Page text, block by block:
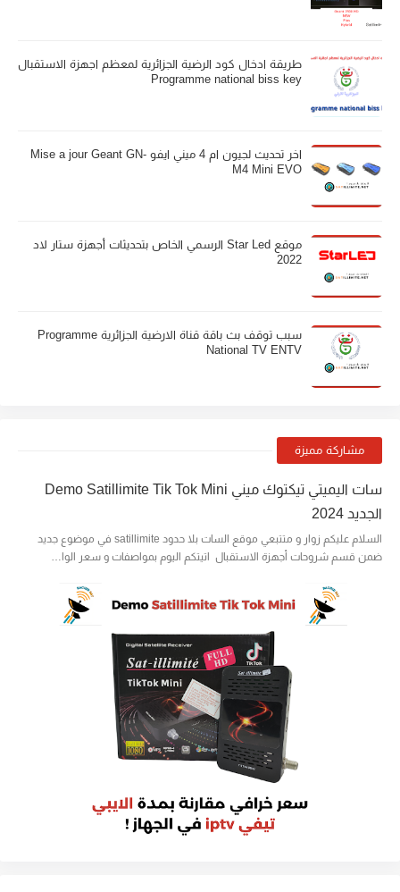
طريقة ادخال كود الرضية الجزائرية لمعظم اجهزة الاستقبال
Programme national biss key
اخر تحديث لجيون ام 4 ميني ايفو Mise a jour Geant GN-
M4 Mini EVO
موقع Star Led الرسمي الخاص بتحديثات أجهزة ستار لاد
2022
سبب توقف بث باقة قناة الارضية الجزائرية Programme
National TV ENTV
مشاركة مميزة
سات اليميتي تيكتوك ميني Demo Satillimite Tik Tok Mini
الجديد 2024
السلام عليكم زوار و متتبعي موقع السات بلا حدود satillimite في موضوع جديد
ضمن قسم شروحات أجهزة الاستقبال اتيتكم اليوم بمواصفات و سعر الوا…